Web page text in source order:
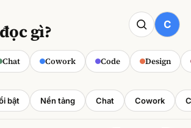
gì?
Chat Cowork Code Design
Sales: Dự báo doanh số
lượt xem
bật Nền tảng Chat Cowork